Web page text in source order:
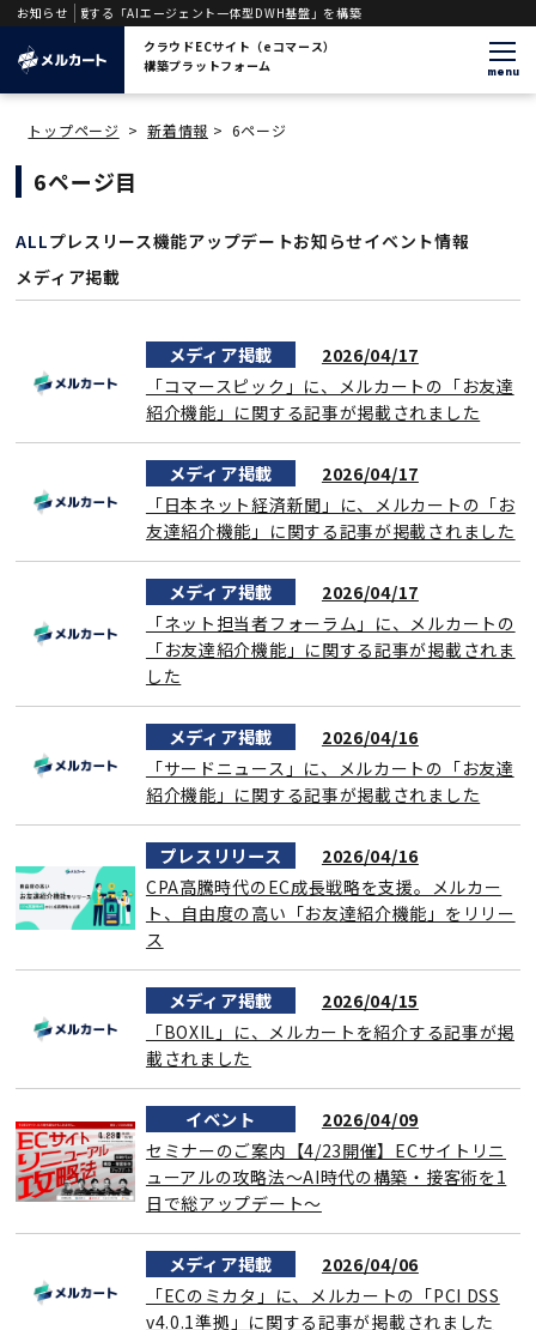
お知らせ
営を支援する「AIエージェント一体型DWH基盤」を構築
クラウドECサイト（eコマース）
構築プラットフォーム
menu
トップページ > 新着情報 > 6ページ
6ページ目
ALLプレスリース機能アップデートお知らせイベント情報
メディア掲載
メディア掲載
2026/04/17
「コマースピック」に、メルカートの「お友達
紹介機能」に関する記事が掲載されました
メディア掲載
2026/04/17
「日本ネット経済新聞」に、メルカートの「お
友達紹介機能」に関する記事が掲載されました
メディア掲載
2026/04/17
「ネット担当者フォーラム」に、メルカートの
「お友達紹介機能」に関する記事が掲載されま
した
メディア掲載
2026/04/16
「サードニュース」に、メルカートの「お友達
紹介機能」に関する記事が掲載されました
プレスリリース
2026/04/16
CPA高騰時代のEC成長戦略を支援。メルカー
ト、自由度の高い「お友達紹介機能」をリリー
ス
メディア掲載
2026/04/15
「BOXIL」に、メルカートを紹介する記事が掲
載されました
イベント
2026/04/09
セミナーのご案内【4/23開催】ECサイトリニ
ューアルの攻略法～AI時代の構築・接客術を1
日で総アップデート～
メディア掲載
2026/04/06
「ECのミカタ」に、メルカートの「PCI DSS
v4.0.1準拠」に関する記事が掲載されました